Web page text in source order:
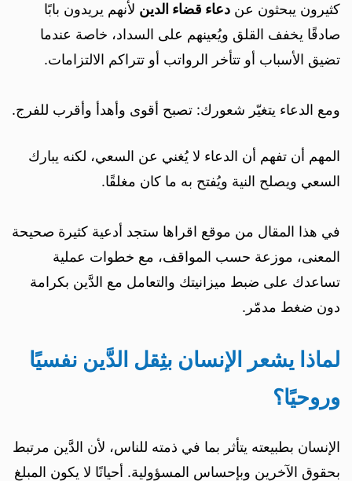
كثيرون يبحثون عن دعاء قضاء الدين لأنهم يريدون بابًا
صادقًا يخفف القلق ويُعينهم على السداد، خاصة عندما
تضيق الأسباب أو تتأخر الرواتب أو تتراكم الالتزامات.
ومع الدعاء يتغيّر شعورك: تصبح أقوى وأهدأ وأقرب للفرج.
المهم أن تفهم أن الدعاء لا يُغني عن السعي، لكنه يبارك
السعي ويصلح النية ويُفتح به ما كان مغلقًا.
في هذا المقال من موقع اقراها ستجد أدعية كثيرة صحيحة
المعنى، موزعة حسب المواقف، مع خطوات عملية
تساعدك على ضبط ميزانيتك والتعامل مع الدَّين بكرامة
دون ضغط مدمّر.
لماذا يشعر الإنسان بثِقل الدَّين نفسيًا
وروحيًا؟
الإنسان بطبيعته يتأثر بما في ذمته للناس، لأن الدَّين مرتبط
بحقوق الآخرين وبإحساس المسؤولية. أحيانًا لا يكون المبلغ